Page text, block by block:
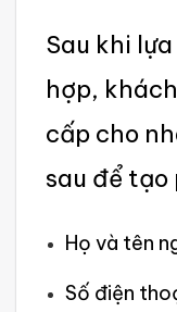
Sau khi
hợp,
cấp cho
sau để tạo
Họ và tên
Số điện